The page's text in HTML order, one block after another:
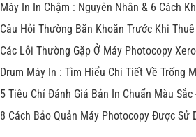
Máy In In Chậm : Nguyên Nhân & 6 Cách
Câu Hỏi Thường Băn Khoăn Trước Khi
Các Lỗi Thường Gặp Ở Máy Photocopy
Drum Máy In : Tìm Hiểu Chi Tiết Về Trống
5 Tiêu Chí Đánh Giá Bản In Chuẩn Màu Sắc
8 Cách Bảo Quản Máy Photocopy Được Sử